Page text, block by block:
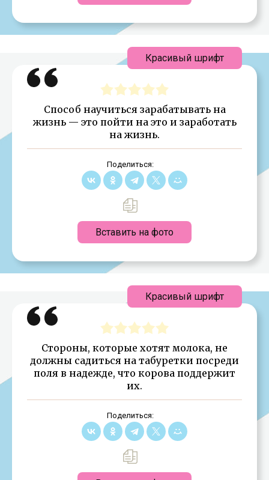
Способ научиться зарабатывать на
жизнь — это пойти на это и заработать
на жизнь.
Поделиться:
Вставить на фото
Красивый шрифт
Стороны, которые хотят молока, не
должны садиться на табуретки посреди
поля в надежде, что корова поддержит
их.
Поделиться:
Красивый шрифт